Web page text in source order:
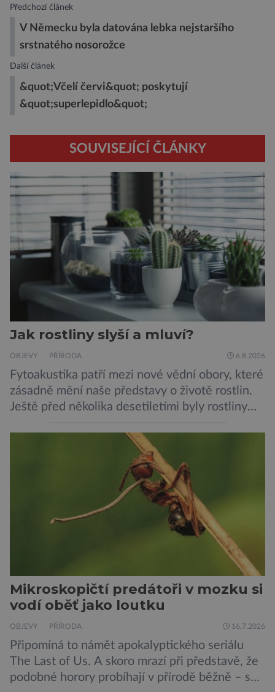
Předchozí článek
V Německu byla datována lebka nejstaršího
srstnatého nosorožce
Další článek
&quot;Včelí červi&quot; poskytují
&quot;superlepidlo&quot;
SOUVISEJÍCÍ ČLÁNKY
Jak rostliny slyší a mluví?
OBJEVY PŘÍRODA 6.8.2026
Fytoakustika patří mezi nové vědní obory, které
zásadně mění naše představy o životě rostlin.
Ještě před několika desetiletími byly rostliny
pouze reagují na změny prostředí. Moderní
výzkum však ukazuje, že skutečnost je mnohem
zajímavější. Rostliny totiž dokážou své okolí
vnímat prostřednictvím mechanických podnětů
a samy také vydávají zvuky […]
Mikroskopičtí predátoři v mozku si
vodí oběť jako loutku
OBJEVY PŘÍRODA 16.7.2026
Připomíná to námět apokalyptického seriálu
The Last of Us. A skoro mrazí při představě, že
podobné horory probíhají v přírodě běžně – s